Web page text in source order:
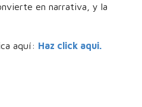
en narrativa, y la
aquí: Haz click aqui.